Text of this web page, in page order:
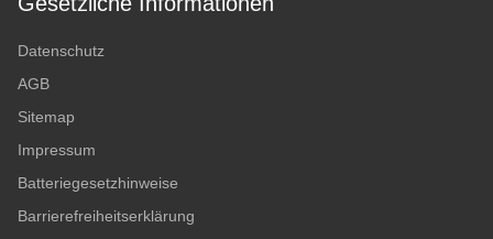
Datenschutz
AGB
Sitemap
Impressum
Batteriegesetzhinweise
Barrierefreiheitserklärung